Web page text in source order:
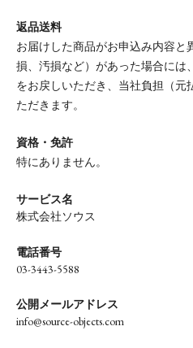
返品送料
お届けした商品がお申込み内容と
損、汚損など）があった場合には
をお戻しいただき、当社負担（元
ただきます。
資格・免許
特にありません。
サービス名
株式会社ソウス
電話番号
03-3443-5588
公開メールアドレス
info@source-objects.com